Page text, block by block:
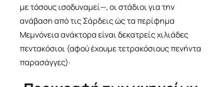
με τόσους ισοδυναμεί—, οι στάδιοι για την
ανάβαση από τις Σάρδεις ώς τα περίφημα
Μεμνόνεια ανάκτορα είναι δεκατρείς χιλιάδες
πεντακόσιοι (αφού έχουμε τετρακόσιους πενήντα
παρασάγγες)·